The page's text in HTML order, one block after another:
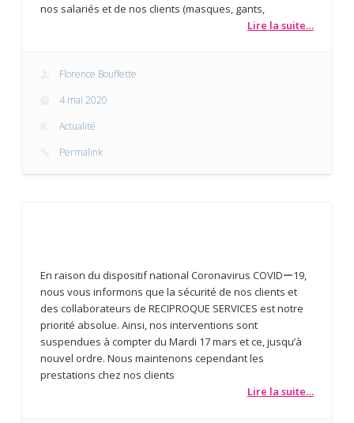
nos salariés et de nos clients (masques, gants,
Lire la suite…
Florence Bouffette
4 mai 2020
Actualité
Permalink
En raison du dispositif national Coronavirus COVIDー19,
nous vous informons que la sécurité de nos clients et
des collaborateurs de RECIPROQUE SERVICES est notre
priorité absolue. Ainsi, nos interventions sont
suspendues à compter du Mardi 17 mars et ce, jusqu’à
nouvel ordre. Nous maintenons cependant les
prestations chez nos clients
Lire la suite…